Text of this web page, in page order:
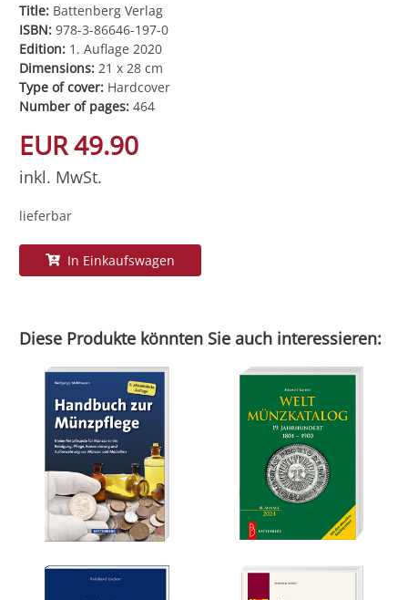
Title: Battenberg Verlag
ISBN: 978-3-86646-197-0
Edition: 1. Auflage 2020
Dimensions: 21 x 28 cm
Type of cover: Hardcover
Number of pages: 464
EUR 49.90
inkl. MwSt.
lieferbar
In Einkaufswagen
Diese Produkte könnten Sie auch interessieren: